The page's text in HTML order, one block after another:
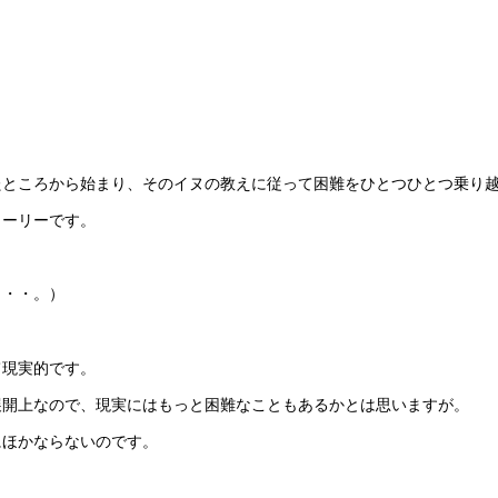
ころから始まり、そのイヌの教えに従って困難をひとつひとつ乗り
リーです。
・。）
実的です。
上なので、現実にはもっと困難なこともあるかとは思いますが。
かならないのです。